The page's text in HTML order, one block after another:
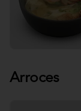
Arroces